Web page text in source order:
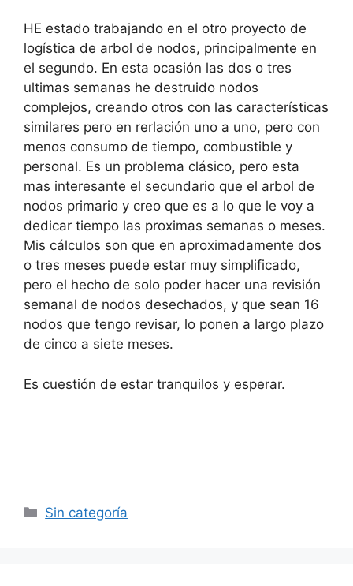
HE estado trabajando en el otro proyecto de
logística de arbol de nodos, principalmente en
el segundo. En esta ocasión las dos o tres
ultimas semanas he destruido nodos
complejos, creando otros con las características
similares pero en rerlación uno a uno, pero con
menos consumo de tiempo, combustible y
personal. Es un problema clásico, pero esta
mas interesante el secundario que el arbol de
nodos primario y creo que es a lo que le voy a
dedicar tiempo las proximas semanas o meses.
Mis cálculos son que en aproximadamente dos
o tres meses puede estar muy simplificado,
pero el hecho de solo poder hacer una revisión
semanal de nodos desechados, y que sean 16
nodos que tengo revisar, lo ponen a largo plazo
de cinco a siete meses.
Es cuestión de estar tranquilos y esperar.
Categorías
Sin categoría